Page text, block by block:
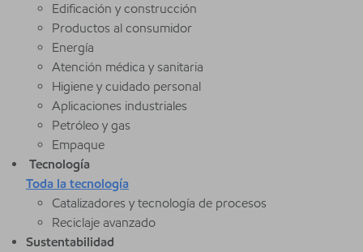
Edificación y construcción
Productos al consumidor
Energía
Atención médica y sanitaria
Higiene y cuidado personal
Aplicaciones industriales
Petróleo y gas
Empaque
Tecnología
Toda la tecnología
Catalizadores y tecnología de procesos
Reciclaje avanzado
Sustentabilidad